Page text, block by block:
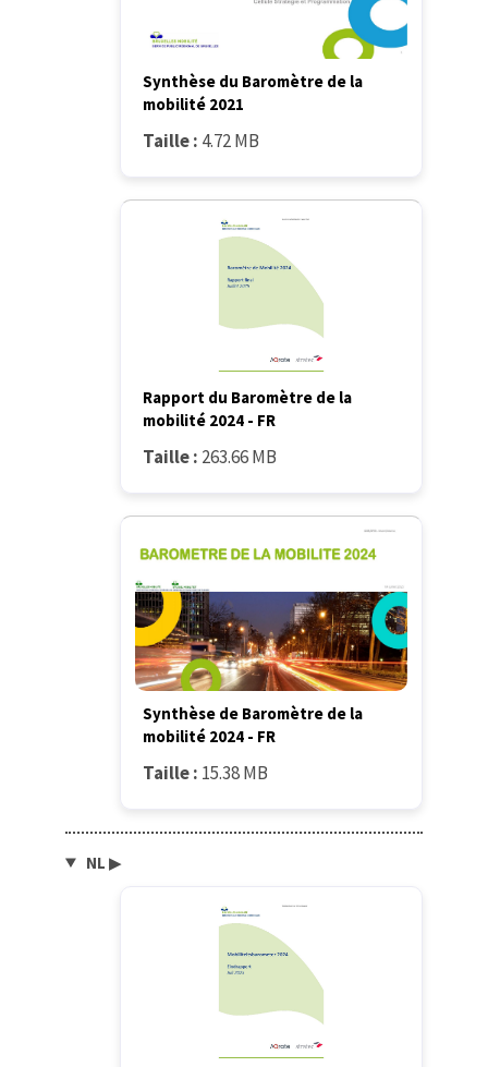
Synthèse du Baromètre de la
mobilité 2021
Taille : 4.72 MB
Rapport du Baromètre de la
mobilité 2024 - FR
Taille : 263.66 MB
Synthèse de Baromètre de la
mobilité 2024 - FR
Taille : 15.38 MB
NL ▶